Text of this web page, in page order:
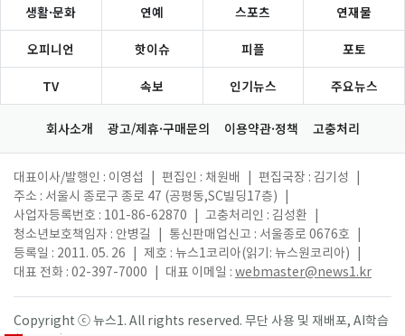
생활·문화 연예 스포츠 연재물
오피니언 핫이슈 피플 포토
TV 속보 인기뉴스 주요뉴스
회사소개 광고/제휴·구매문의 이용약관·정책 고충처리
대표이사/발행인 : 이영섭 편집인 : 채원배 편집국장 : 김기성
주소 : 서울시 종로구 종로 47 (공평동,SC빌딩17층)
사업자등록번호 : 101-86-62870
고충처리인 : 김성환
청소년보호책임자 : 안병길
통신판매업신고 : 서울종로 0676호
등록일 : 2011. 05. 26
제호 : 뉴스1코리아(읽기: 뉴스원코리아)
대표 전화 : 02-397-7000
대표 이메일 : webmaster@news1.kr
Copyright ⓒ 뉴스1. All rights reserved. 무단 사용 및 재배포, AI학습